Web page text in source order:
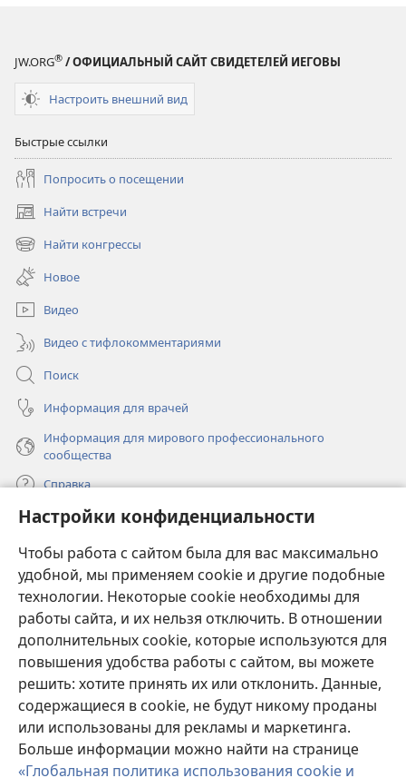
Настройки конфиденциальности
Чтобы работа с сайтом была для вас максимально
удобной, мы применяем cookie и другие подобные
технологии. Некоторые cookie необходимы для
работы сайта, и их нельзя отключить. В отношении
дополнительных cookie, которые используются для
повышения удобства работы с сайтом, вы можете
решить: хотите принять их или отклонить. Данные,
содержащиеся в cookie, не будут никому проданы
или использованы для рекламы и маркетинга.
Больше информации можно найти на странице
«Глобальная политика использования cookie и
JW.ORG® / ОФИЦИАЛЬНЫЙ САЙТ СВИДЕТЕЛЕЙ ИЕГОВЫ
Настроить внешний вид
Быстрые ссылки
Попросить о посещении
Найти встречи
(открывается
в
новом
окне)
Найти конгрессы
(открывается
новом
окне)
Новое
Видео
Видео с тифлокомментариями
Поиск
Информация для врачей
Информация для мирового профессионального
сообщества
Справка
Пожертвования
в
новом
окне)
ОНЛАЙН-БИБЛИОТЕКА Сторожевой башни
(открывается
новом
окне)
JW Hub®
(открывается
в
новом
окне)
JW Library ®
Watchtower Library